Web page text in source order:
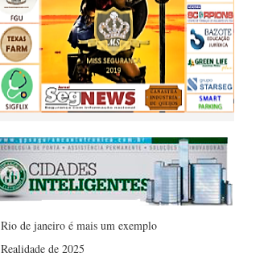
Rio de janeiro é mais um exemplo
Realidade de 2025